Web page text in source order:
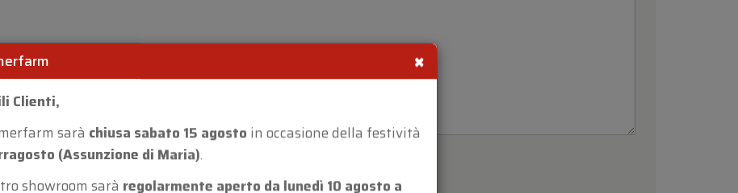
×
Clienti,
sarà chiusa sabato 15 agosto in occasione della festività
(Assunzione di Maria).